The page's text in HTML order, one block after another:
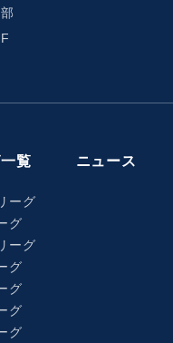
部
F
覧
ーグ
グ
ーグ
グ
グ
グ
グ
ニュース